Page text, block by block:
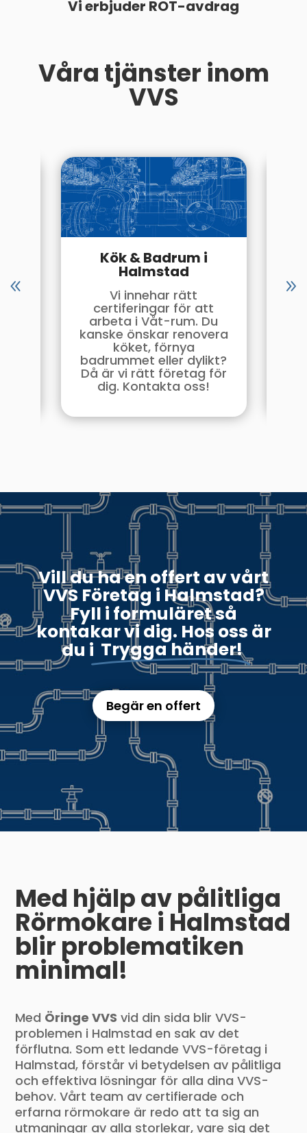
Vi erbjuder ROT-avdrag
Våra tjänster inom
VVS
Kök & Badrum i
Halmstad
Vi innehar rätt
certiferingar för att
arbeta i Våt-rum. Du
kanske önskar renovera
köket, förnya
badrummet eller dylikt?
Då är vi rätt företag för
dig. Kontakta oss!
Vill du ha en offert av vårt
VVS Företag i Halmstad?
Fyll i formuläret så
kontakar vi dig. Hos oss är
du i Trygga händer!
Begär en offert
Med hjälp av pålitliga
Rörmokare i Halmstad
blir problematiken
minimal!
Med Öringe VVS vid din sida blir VVS-
problemen i Halmstad en sak av det
förflutna. Som ett ledande VVS-företag i
Halmstad, förstår vi betydelsen av pålitliga
och effektiva lösningar för alla dina VVS-
behov. Vårt team av certifierade och
erfarna rörmokare är redo att ta sig an
utmaningar av alla storlekar, vare sig det